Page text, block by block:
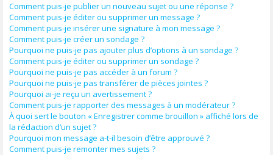
Comment puis-je publier un nouveau sujet ou une réponse ?
Comment puis-je éditer ou supprimer un message ?
Comment puis-je insérer une signature à mon message ?
Comment puis-je créer un sondage ?
Pourquoi ne puis-je pas ajouter plus d’options à un sondage ?
Comment puis-je éditer ou supprimer un sondage ?
Pourquoi ne puis-je pas accéder à un forum ?
Pourquoi ne puis-je pas transférer de pièces jointes ?
Pourquoi ai-je reçu un avertissement ?
Comment puis-je rapporter des messages à un modérateur ?
À quoi sert le bouton « Enregistrer comme brouillon » affiché lors de
la rédaction d’un sujet ?
Pourquoi mon message a-t-il besoin d’être approuvé ?
Comment puis-je remonter mes sujets ?